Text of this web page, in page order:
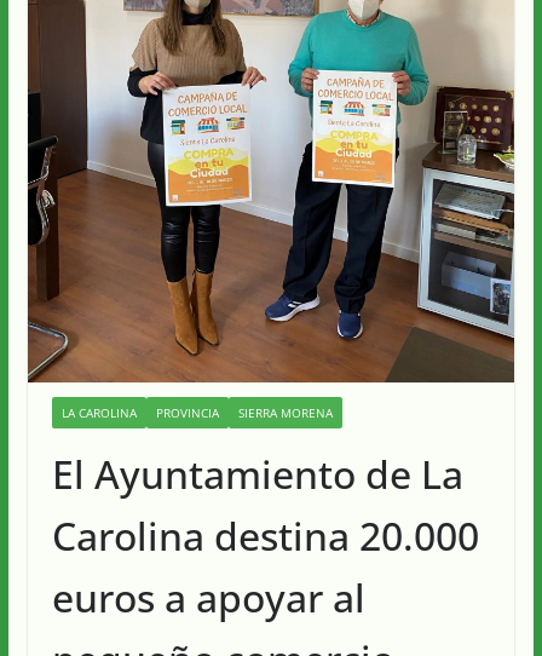
LA CAROLINA PROVINCIA SIERRA MORENA
El Ayuntamiento de La
Carolina destina 20.000
euros a apoyar al